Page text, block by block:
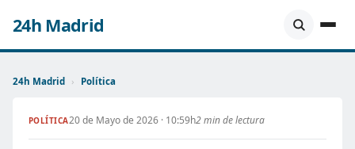
24h Madrid
24h Madrid › Política
POLÍTICA20 de Mayo de 2026 · 10:59h2 min de lectura